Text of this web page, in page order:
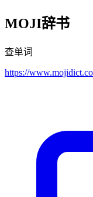
MOJI辞书
查单词
https://